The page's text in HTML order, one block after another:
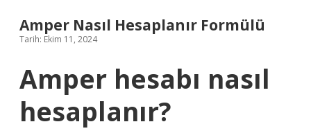
Amper Nasıl Hesaplanır Formülü
Tarih: Ekim 11, 2024
Amper hesabı nasıl
hesaplanır?